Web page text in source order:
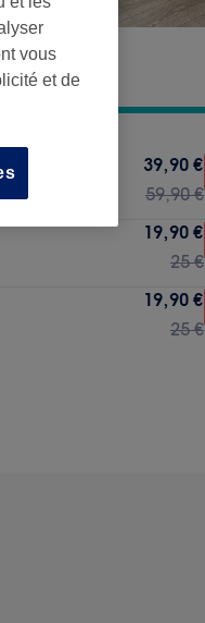
39,90 €
59,90 €
19,90 €
25 €
19,90 €
25 €
vous
et de